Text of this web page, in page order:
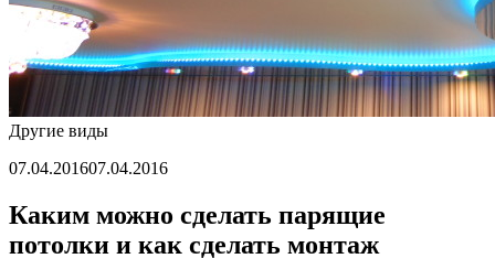
Другие виды
07.04.201607.04.2016
Каким можно сделать парящие
потолки и как сделать монтаж